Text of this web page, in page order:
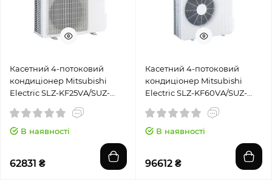
Касетний 4-потоковий
кондиціонер Mitsubishi
Electric SLZ-KF25VA/SUZ-
В наявності
62831 ₴
Касетний 4-потоковий
кондиціонер Mitsubishi
Electric SLZ-KF60VA/SUZ-
В наявності
96612 ₴